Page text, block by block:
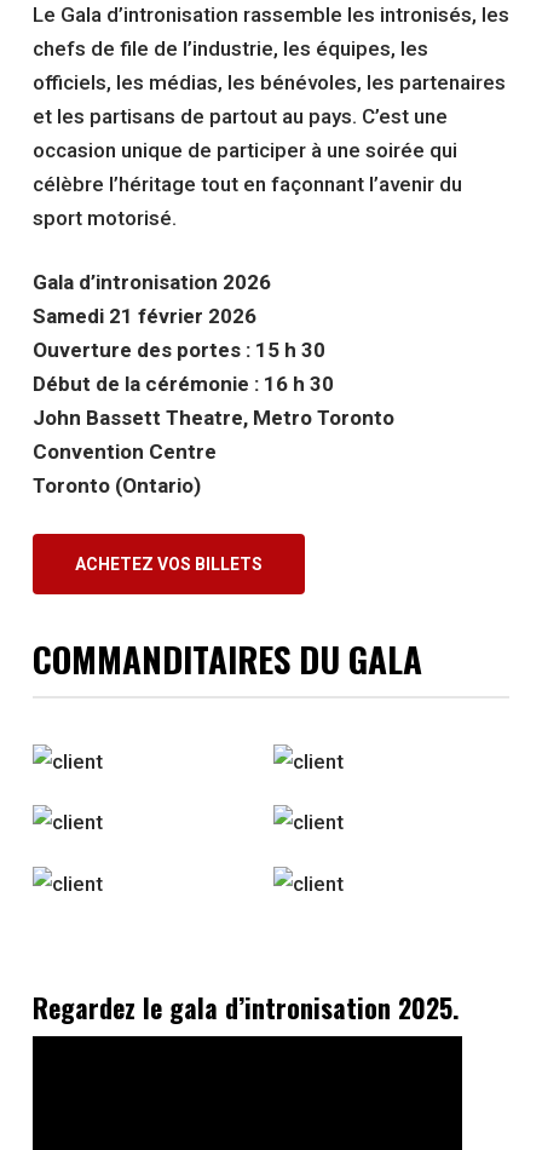
Le Gala d’intronisation rassemble les intronisés, les
chefs de file de l’industrie, les équipes, les
officiels, les médias, les bénévoles, les partenaires
et les partisans de partout au pays. C’est une
occasion unique de participer à une soirée qui
célèbre l’héritage tout en façonnant l’avenir du
sport motorisé.
Gala d’intronisation 2026
Samedi 21 février 2026
Ouverture des portes : 15 h 30
Début de la cérémonie : 16 h 30
John Bassett Theatre, Metro Toronto
Convention Centre
Toronto (Ontario)
ACHETEZ VOS BILLETS
COMMANDITAIRES DU GALA
Regardez le gala d’intronisation 2025.